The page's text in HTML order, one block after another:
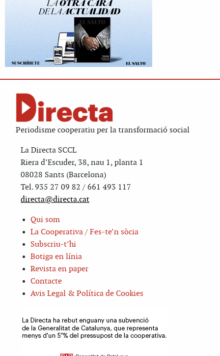
Periodisme cooperatiu per la transformació social
La Directa SCCL
Riera d’Escuder, 38, nau 1, planta 1
08028 Sants (Barcelona)
Tel. 935 27 09 82 / 661 493 117
directa@directa.cat
Qui som
La Cooperativa / Fes-te’n sòcia
Subscriu-t’hi
Botiga en línia
Revista en paper
Contacte
Avis Legal & Política de Cookies